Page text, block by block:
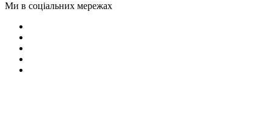
Ми в соціальних мережах